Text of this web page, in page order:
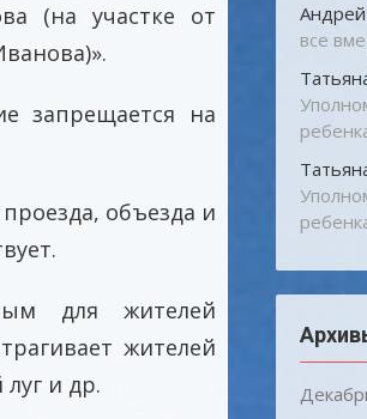
(на участке от
запрещается на
объезда и
для жителей
жителей
и др.
Андрей
все